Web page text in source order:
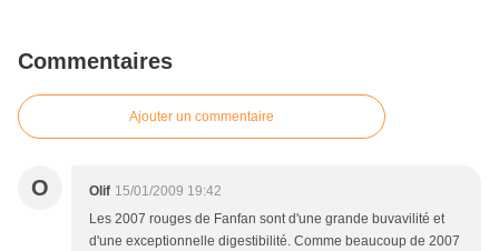
Commentaires
Ajouter un commentaire
O Olif 15/01/2009 19:42
Les 2007 rouges de Fanfan sont d'une grande buvavilité et
d'une exceptionnelle digestibilité. Comme beaucoup de 2007